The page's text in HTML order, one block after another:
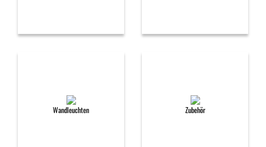
Wandleuchten Zubehör